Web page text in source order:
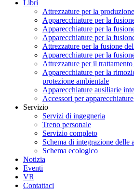
Libri
Attrezzature per la
Apparecchiature per la
Apparecchiature per la
Apparecchiature per la
Attrezzature per la fusione
Apparecchiature per la
Attrezzature per il
Apparecchiature per la
protezione ambientale
Apparecchiature ausiliarie
Accessori per apparecchiature
Servizio
Servizi di ingegneria
Treno personale
Servizio completo
Schema di integrazione delle
Schema ecologico
Notizia
Eventi
VR
Contattaci